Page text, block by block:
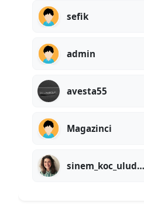
sefik
admin
avesta55
Magazinci
sinem_koc_uludere